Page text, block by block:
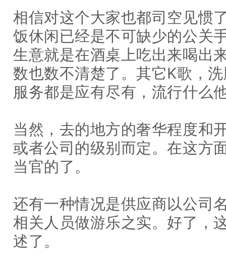
相信对这个大家也都司空见惯
饭休闲已经是不可缺少的公关
生意就是在酒桌上吃出来喝出
数也数不清楚了。其它K歌，
服务都是应有尽有，流行什么
当然，去的地方的奢华程度和
或者公司的级别而定。在这方
当官的了。
还有一种情况是供应商以公司
相关人员做游乐之实。好了，
述了。